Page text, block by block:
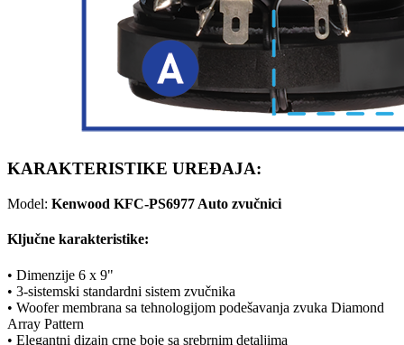
KARAKTERISTIKE UREĐAJA:
Model: Kenwood KFC-PS6977 Auto zvučnici
Ključne karakteristike:
• Dimenzije 6 x 9"
• 3-sistemski standardni sistem zvučnika
• Woofer membrana sa tehnologijom podešavanja zvuka Diamond
Array Pattern
• Elegantni dizajn crne boje sa srebrnim detaljima